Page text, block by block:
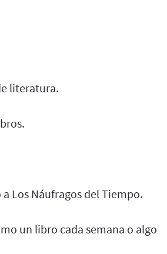
literatura.
Los Náufragos del Tiempo.
un libro cada semana o algo